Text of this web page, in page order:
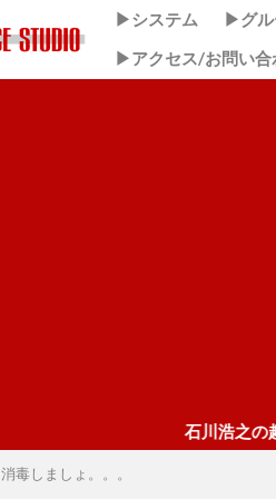
▶システム ▶グル
▶アクセス/お問い合
石川浩之の趣味ブログ 【好
消毒しましょ。。。